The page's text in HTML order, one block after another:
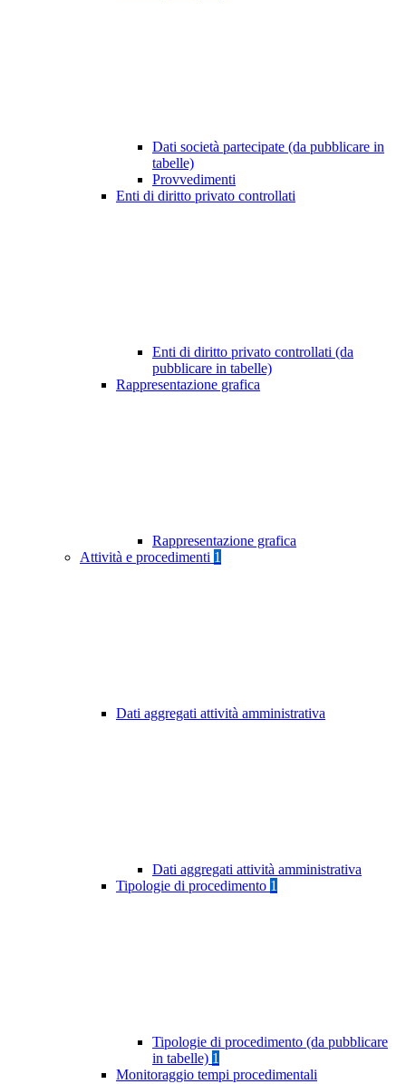
Dati società partecipate (da pubblicare in
tabelle)
Provvedimenti
Enti di diritto privato controllati
Enti di diritto privato controllati (da
pubblicare in tabelle)
Rappresentazione grafica
Rappresentazione grafica
Attività e procedimenti 1
Dati aggregati attività amministrativa
Dati aggregati attività amministrativa
Tipologie di procedimento 1
Tipologie di procedimento (da pubblicare
in tabelle) 1
Monitoraggio tempi procedimentali